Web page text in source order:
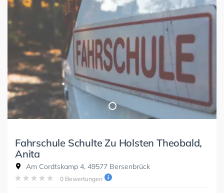
Fahrschule Schulte Zu Holsten Theobald,
Anita
Am Cordtskamp 4, 49577 Bersenbrück
0 Bewertungen